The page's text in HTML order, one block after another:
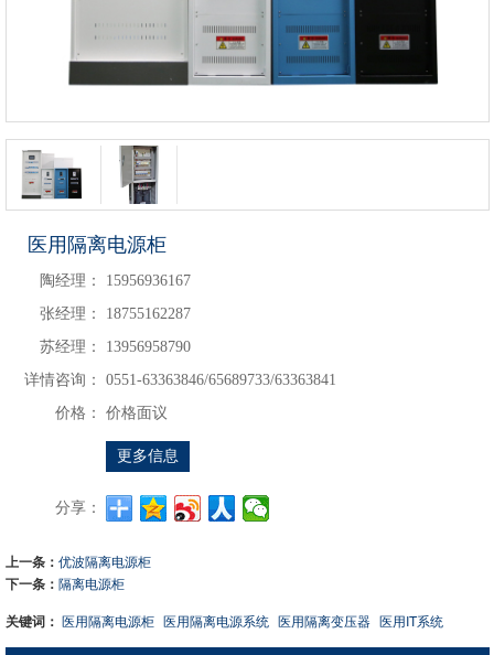
医用隔离电源柜
陶经理：
15956936167
张经理：
18755162287
苏经理：
13956958790
详情咨询：
0551-63363846/65689733/63363841
价格：
价格面议
更多信息
分享：
上一条： 优波隔离电源柜
下一条： 隔离电源柜
关键词： 医用隔离电源柜 医用隔离电源系统 医用隔离变压器 医用IT系统